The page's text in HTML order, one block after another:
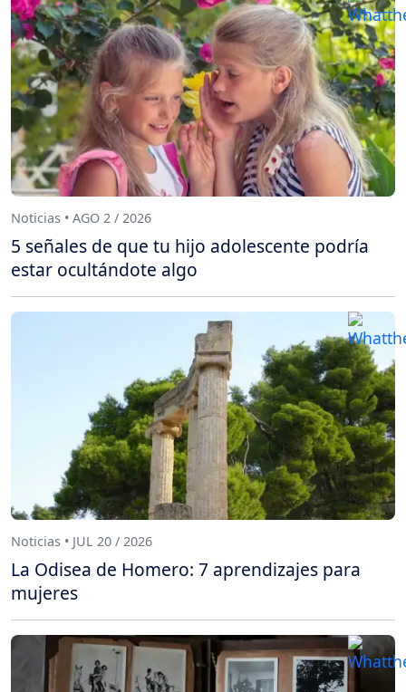
Noticias • AGO 2 / 2026
5 señales de que tu hijo adolescente podría
estar ocultándote algo
Noticias • JUL 20 / 2026
La Odisea de Homero: 7 aprendizajes para
mujeres